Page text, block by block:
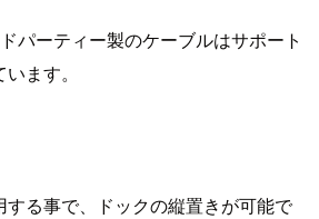
パーティー製のケーブルはサポート
ます。
る事で、ドックの縦置きが可能で